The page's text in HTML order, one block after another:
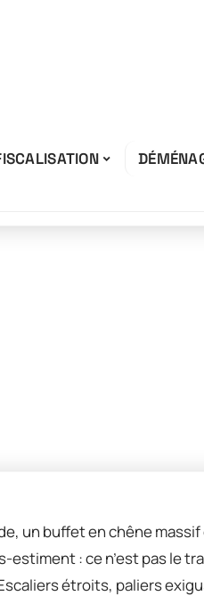
un buffet en chêne
: ce n’est pas le
étroits, paliers